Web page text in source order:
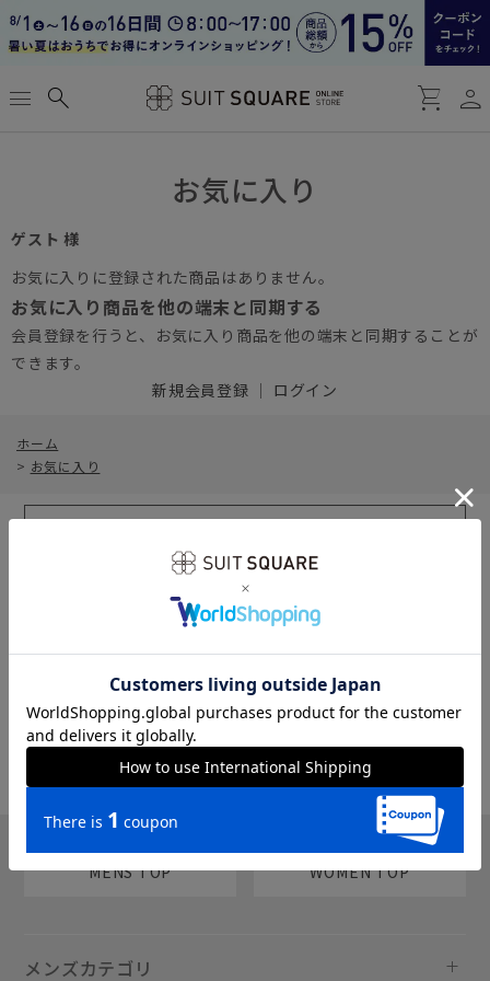
menu search shopping_cart person
お気に入り
ゲスト 様
お気に入りに登録された商品はありません。
お気に入り商品を他の端末と同期する
会員登録を行うと、お気に入り商品を他の端末と同期することが
できます。
新規会員登録 ｜ ログイン
ホーム
> お気に入り
sms
MENS TOP WOMEN TOP
メンズカテゴリ